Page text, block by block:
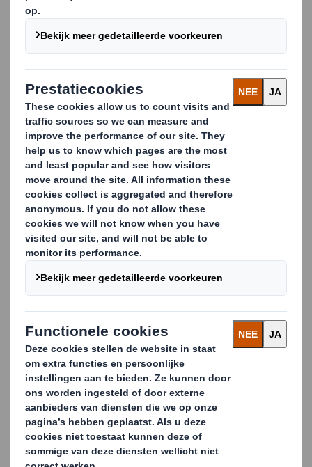
INFORMATIE
Onze KAYPAL® kartonpallet is zowel zuinig,
ecologisch als ergonomisch en voldoet aan uw
vereisten voor optimalisatie van uw supply cycle en
respect voor het milieu. We hebben een ruim
assortiment pallets ontwikkeld die speciaal zijn
afgestemd op export, levering, verkooppunten en
industrieel gebruik.
Van de productie van golfkarton tot de samenstelling
van pallets, we hebben het productieproces volledig
onder controle. Zo garanderen we een product van
hogere kwaliteit en een betere reactiesnelheid.